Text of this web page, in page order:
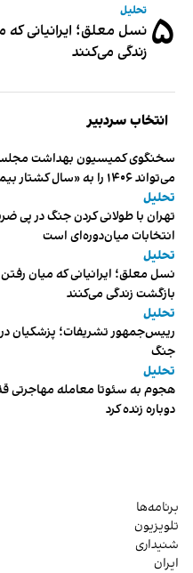
۵ تحلیل
نسل معلق؛ ایرانیانی
زندگی می‌کنند
انتخاب سردبیر
سخنگوی کمیسیون بهداشت
می‌تواند ۱۴۰۶ را به «سال کشتار بیماران» تبدیل کند
تحلیل
تهران با طولانی کردن جنگ در پی
انتخابات میان‌دوره‌ای است
تحلیل
نسل معلق؛ ایرانیانی که میان
بازگشت زندگی می‌کنند
تحلیل
رییس‌جمهور تشریفات؛ پزشکیان
جنگ
تحلیل
هجوم به سئوتا معامله مهاجرتی
دوباره زنده کرد
برنامه‌ها
تلویزیون
شنیداری
ایران